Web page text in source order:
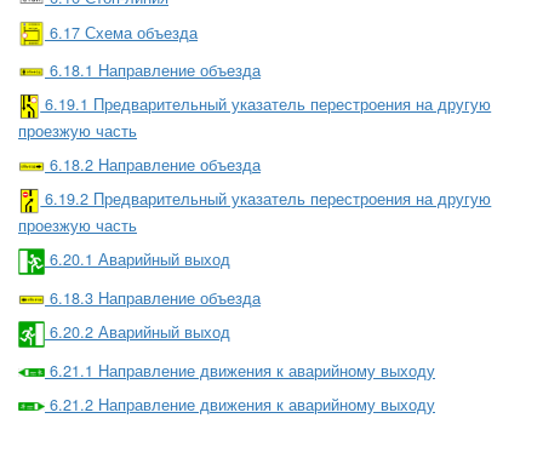
6.17 Схема объезда
6.18.1 Направление объезда
6.19.1 Предварительный указатель перестроения на другую
проезжую часть
6.18.2 Направление объезда
6.19.2 Предварительный указатель перестроения на другую
проезжую часть
6.20.1 Аварийный выход
6.18.3 Направление объезда
6.20.2 Аварийный выход
6.21.1 Направление движения к аварийному выходу
6.21.2 Направление движения к аварийному выходу